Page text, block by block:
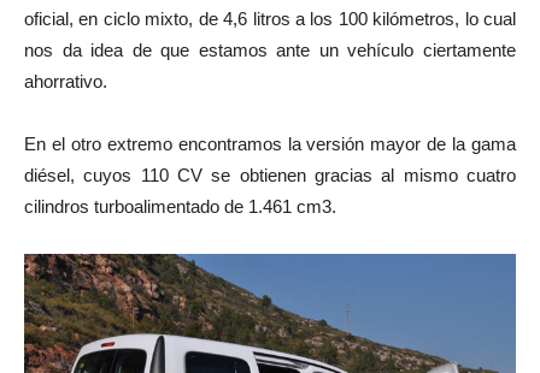
oficial, en ciclo mixto, de 4,6 litros a los 100 kilómetros, lo cual
nos da idea de que estamos ante un vehículo ciertamente
ahorrativo.
En el otro extremo encontramos la versión mayor de la gama
diésel, cuyos 110 CV se obtienen gracias al mismo cuatro
cilindros turboalimentado de 1.461 cm3.